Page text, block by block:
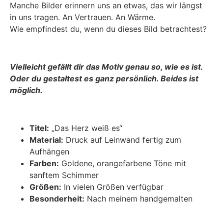
Manche Bilder erinnern uns an etwas, das wir längst
in uns tragen. An Vertrauen. An Wärme.
Wie empfindest du, wenn du dieses Bild betrachtest?
Vielleicht gefällt dir das Motiv genau so, wie es ist.
Oder du gestaltest es ganz persönlich. Beides ist
möglich.
Titel: „Das Herz weiß es“
Material: Druck auf Leinwand fertig zum
Aufhängen
Farben: Goldene, orangefarbene Töne mit
sanftem Schimmer
Größen: In vielen Größen verfügbar
Besonderheit: Nach meinem handgemalten